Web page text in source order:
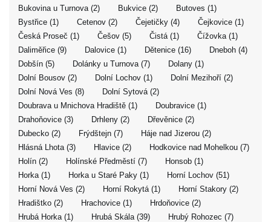
Bukovina u Turnova (2)
Bukvice (2)
Butoves (1)
Bystřice (1)
Cetenov (2) Čejetičky (4)
Čejkovice (1)
Česká Proseč (1)
Češov (5) Čistá (1)
Čížovka (1)
Daliměřice (9)
Dalovice (1) Dětenice (16)
Dneboh (4)
Dobšín (5)
Dolánky u Turnova (7)
Dolany (1)
Dolní Bousov (2)
Dolní Lochov (1)
Dolní Mezihoří (2)
Dolní Nová Ves (8)
Dolní Sytová (2)
Doubrava u Mnichova Hradiště (1)
Doubravice (1)
Drahoňovice (3)
Drhleny (2)
Dřevěnice (2)
Dubecko (2)
Frýdštejn (7)
Háje nad Jizerou (2)
Hlásná Lhota (3)
Hlavice (2)
Hodkovice nad Mohelkou (7)
Holín (2)
Holínské Předměstí (7)
Honsob (1)
Horka (1)
Horka u Staré Paky (1)
Horní Lochov (51)
Horní Nová Ves (2)
Horní Rokytá (1)
Horní Stakory (2)
Hradištko (2)
Hrachovice (1)
Hrdoňovice (2)
Hrubá Horka (1)
Hrubá Skála (39)
Hrubý Rohozec (7)